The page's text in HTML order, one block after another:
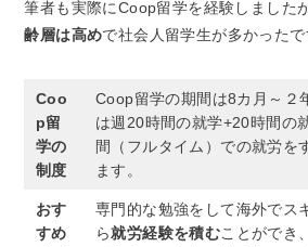
筆者も実際にCoop留学を経験しました
齢層は高めで社会人留学生が多かったで
Coo
p留
学の
制度
Coop留学の期間は8カ月～２
は週20時間の就学+20時間の
間（フルタイム）での就労を
ます。
おす
すめ
専門的な勉強をして海外でス
ら就労経験を積むことができ、